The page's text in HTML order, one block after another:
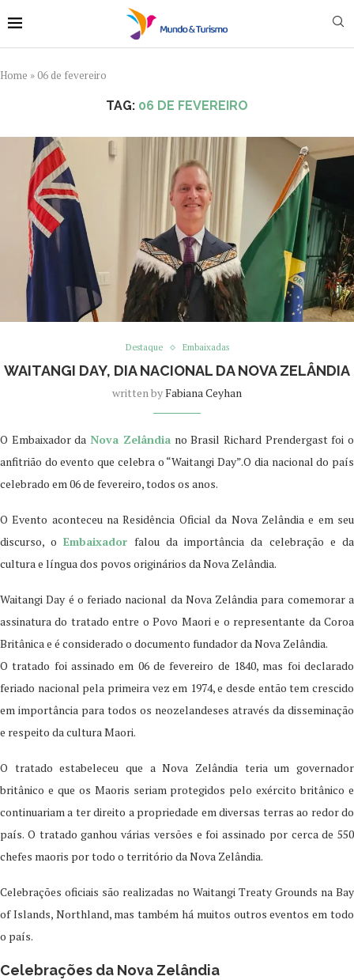
Home »06 de fevereiro
TAG: 06 DE FEVEREIRO
Destaque Embaixadas
WAITANGI DAY, DIA NACIONAL DA NOVA ZELÂNDIA
written byFabiana Ceyhan
O Embaixador daNova Zelândiano Brasil Richard Prendergast foi o
anfitrião do evento que celebra o “Waitangi Day”.O dia nacional do país
celebrado em 06 de fevereiro, todos os anos.
O Evento aconteceu na Residência Oficial da Nova Zelândia e em seu
discurso, oEmbaixador falou da importância da celebração e da
cultura e língua dos povos originários da Nova Zelândia.
Waitangi Day é o feriado nacional da Nova Zelândia para comemorar a
assinatura do tratado entre o Povo Maori e o representante da Coroa
Britânica e é considerado o documento fundador da Nova Zelândia.
O tratado foi assinado em 06 de fevereiro de 1840, mas foi declarado
feriado nacional pela primeira vez em 1974, e desde então tem crescido
em importância para todos os neozelandeses através da disseminação
e respeito da cultura Maori.
O tratado estabeleceu que a Nova Zelândia teria um governador
britânico e que os Maoris seriam protegidos pelo exército britânico e
continuariam a ter direito a propriedade em diversas terras ao redor do
país. O tratado ganhou várias versões e foi assinado por cerca de 550
chefes maoris por todo o território da Nova Zelândia.
Celebrações oficiais são realizadas no Waitangi Treaty Grounds na Bay
of Islands, Northland, mas também há muitos outros eventos em todo
o país.
Celebrações da Nova Zelândia